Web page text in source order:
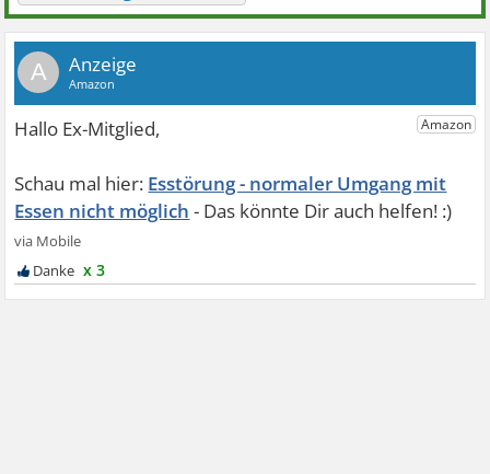
A
Esstörung - normaler Umgang mit
Essen nicht möglich
x 3